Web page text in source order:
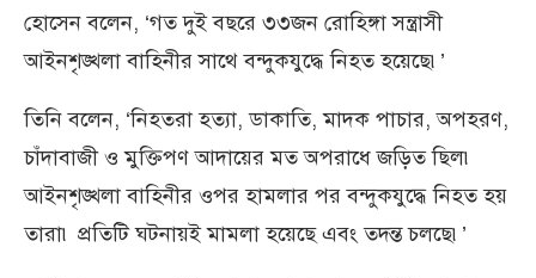
হোসেন বলেন, ‘গত দুই বছরে ৩৩জন রোহিঙ্গা সন্ত্রাসী
আইনশৃঙ্খলা বাহিনীর সাথে বন্দুকযুদ্ধে নিহত হয়েছে৷’
তিনি বলেন, ‘নিহতরা হত্যা, ডাকাতি, মাদক পাচার, অপহরণ,
চাঁদাবাজী ও মুক্তিপণ আদায়ের মত অপরাধে জড়িত ছিল৷
আইনশৃঙ্খলা বাহিনীর ওপর হামলার পর বন্দুকযুদ্ধে নিহত হয়
তারা৷ প্রতিটি ঘটনায়ই মামলা হয়েছে এবং তদন্ত চলছে৷’